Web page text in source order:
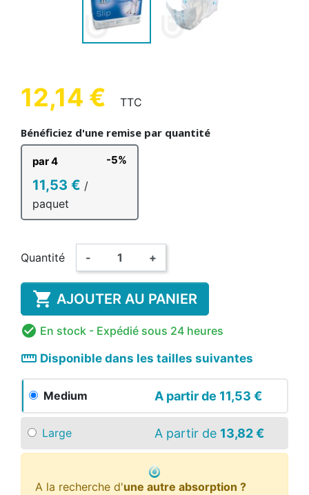
12,14 € TTC
Bénéficiez d'une remise par quantité
par 4 -5%
11,53 € /
paquet
Quantité - +
 AJOUTER AU PANIER
 En stock - Expédié sous 24 heures
straighten Disponible dans les tailles suivantes
Medium A partir de 11,53 €
Large A partir de 13,82 €
A la recherche d'une autre absorption ?